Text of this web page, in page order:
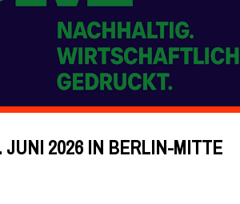
JUNI 2026 IN BERLIN-MITTE